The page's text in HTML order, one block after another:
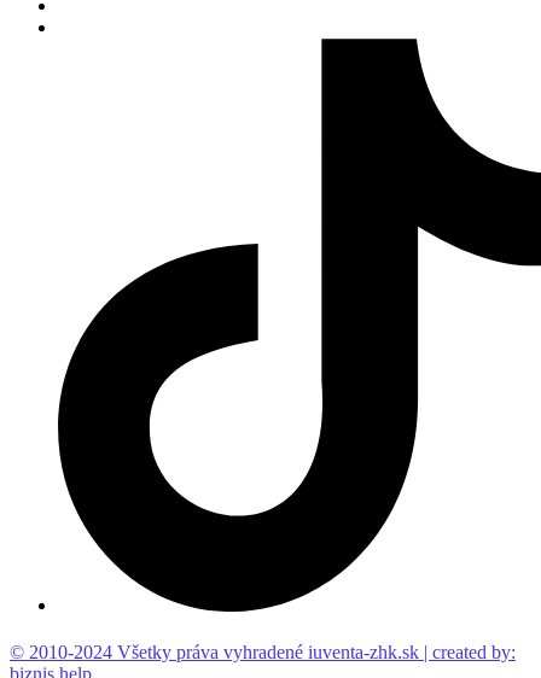
© 2010-2024 Všetky práva vyhradené iuventa-zhk.sk | created by: